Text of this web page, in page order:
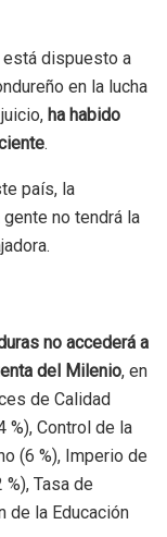
está dispuesto a
en la lucha
ha habido
.
país, la
no tendrá la
no accederá a
del Milenio, en
de Calidad
%), Control de la
(6 %), Imperio de
Tasa de
de la Educación